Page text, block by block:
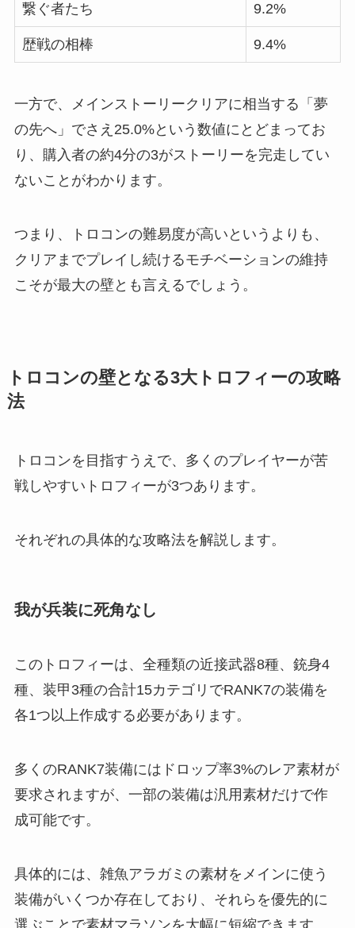
繋ぐ者たち 9.2%
歴戦の相棒 9.4%
一方で、メインストーリークリアに相当する「夢
の先へ」でさえ25.0%という数値にとどまってお
り、購入者の約4分の3がストーリーを完走してい
ないことがわかります。
つまり、トロコンの難易度が高いというよりも、
クリアまでプレイし続けるモチベーションの維持
こそが最大の壁とも言えるでしょう。
トロコンの壁となる3大トロフィーの攻略
法
トロコンを目指すうえで、多くのプレイヤーが苦
戦しやすいトロフィーが3つあります。
それぞれの具体的な攻略法を解説します。
我が兵装に死角なし
このトロフィーは、全種類の近接武器8種、銃身4
種、装甲3種の合計15カテゴリでRANK7の装備を
各1つ以上作成する必要があります。
多くのRANK7装備にはドロップ率3%のレア素材が
要求されますが、一部の装備は汎用素材だけで作
成可能です。
具体的には、雑魚アラガミの素材をメインに使う
装備がいくつか存在しており、それらを優先的に